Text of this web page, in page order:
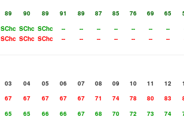
89 90 89 91 89 87 85 76 69 65
SChc SChc SChc -- -- -- -- -- -- --
SChc SChc SChc -- -- -- -- -- -- --
03 04 05 06 07 08 09 10 11 12
67 67 67 67 67 71 74 78 80 83
65 65 66 66 67 68 70 72 73 74